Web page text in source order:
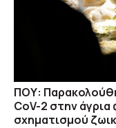
ΠΟΥ:
CoV-2 στην
σχηματισμού